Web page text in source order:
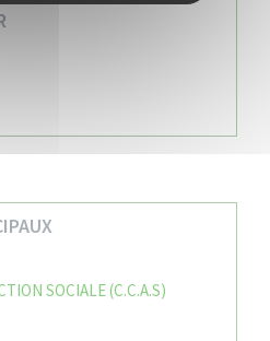
SOCIALE (C.C.A.S)